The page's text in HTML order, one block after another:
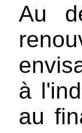
Au
à
au